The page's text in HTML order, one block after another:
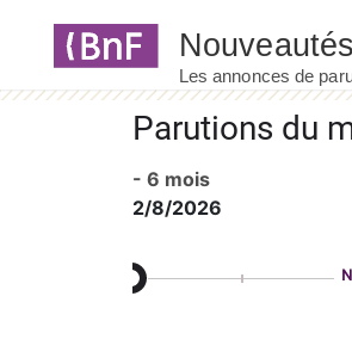
Parutions du
- 6 mois
2/8/2026